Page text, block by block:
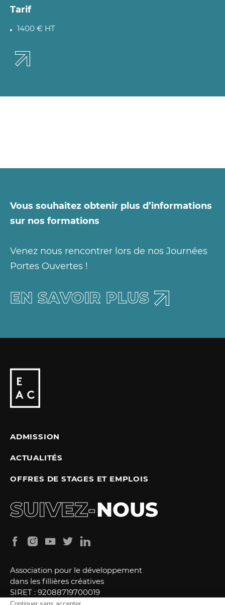
Tarif
1400 € HT
Vous souhaitez obtenir plus d’informations
sur nos formations
Venez nous rencontrer lors de nos Journées
Portes Ouvertes !
EN SAVOIR PLUS
EN SAVOIR PLUS
ADMISSION
ACTUALITÉS
OFFRES DE STAGES ET EMPLOIS
SUIVEZ-NOUS
Association pour le développement
dans les fillières créatives
SIRET : 92088719700019